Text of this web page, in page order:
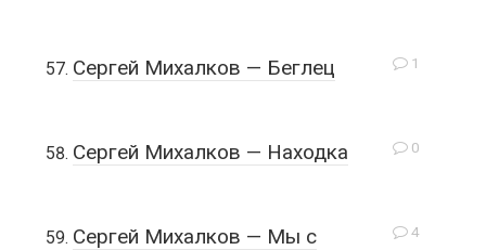
1
Сергей Михалков — Беглец
0
Сергей Михалков — Находка
4
Сергей Михалков — Мы с